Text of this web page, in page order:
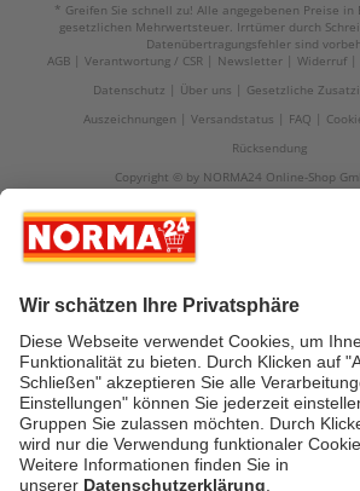
* Greifen Sie schnell zu! Alle angegebenen Preise
gesetzlichen Mehrwertsteuer. Irrtümer durch
Datenübertragungsfehler sind
AGB
Verantwortung / CSR Newsletter Widerruf
Datenschutz
Über uns
Gesetzliche
Auszeichnungen
Versandstatus FAQ
Rücksendung
Copyright © by NORMA24 Online-Shop